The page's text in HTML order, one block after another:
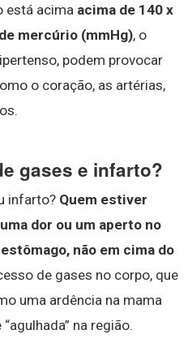
está acima acima de 140 x
mercúrio (mmHg), o
podem provocar
o coração, as artérias,
gases e infarto?
infarto? Quem estiver
dor ou um aperto no
não em cima do
de gases no corpo, que
uma ardência na mama
na região.